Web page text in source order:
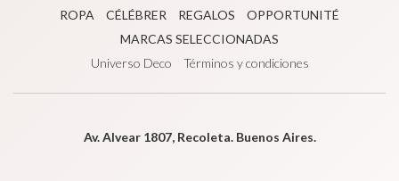
ROPA
CÉLÉBRER REGALOS
OPPORTUNITÉ
MARCAS SELECCIONADAS
Universo Deco
Términos y condiciones
Av. Alvear 1807, Recoleta. Buenos Aires.